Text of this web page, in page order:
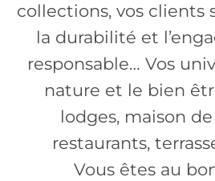
collections, vos clients
la durabilité et
responsable… Vos
nature et le bien
lodges, maison
restaurants,
Vous êtes au